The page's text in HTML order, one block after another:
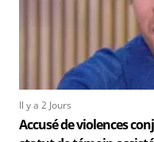
Il y a 2 Jours
Accusé de violences